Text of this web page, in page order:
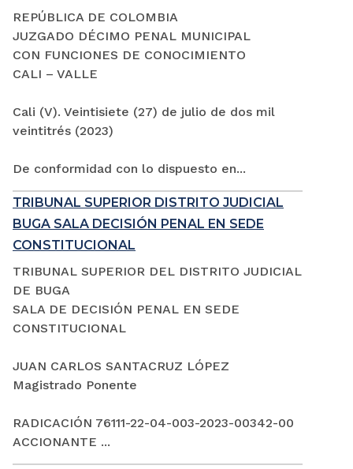
REPÚBLICA DE COLOMBIA
JUZGADO DÉCIMO PENAL MUNICIPAL
CON FUNCIONES DE CONOCIMIENTO
CALI – VALLE
Cali (V). Veintisiete (27) de julio de dos mil
veintitrés (2023)
De conformidad con lo dispuesto en...
TRIBUNAL SUPERIOR DISTRITO JUDICIAL
BUGA SALA DECISIÓN PENAL EN SEDE
CONSTITUCIONAL
TRIBUNAL SUPERIOR DEL DISTRITO JUDICIAL
DE BUGA
SALA DE DECISIÓN PENAL EN SEDE
CONSTITUCIONAL
JUAN CARLOS SANTACRUZ LÓPEZ
Magistrado Ponente
RADICACIÓN 76111-22-04-003-2023-00342-00
ACCIONANTE ...